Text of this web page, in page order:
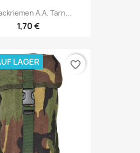
A.A. Tarn...
1,70 €
LAGER favorite_border